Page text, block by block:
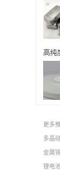
高纯
更多
多晶
金属
锂电